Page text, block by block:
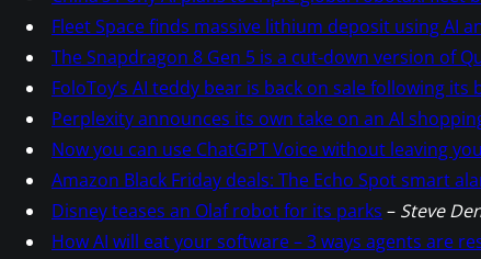
Fleet Space finds massive lithium deposit using AI
The Snapdragon 8 Gen 5 is a cut-down version of
FoloToy’s AI teddy bear is back on sale following its
Perplexity announces its own take on an AI
Now you can use ChatGPT Voice without leaving
Amazon Black Friday deals: The Echo Spot smart
Disney teases an Olaf robot for its parks – Steve
How AI will eat your software – 3 ways agents are